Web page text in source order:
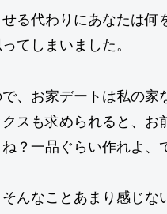
る代わりにあなたは
てしまいました。
、お家デートは私の家
スも求められると、
？一品ぐらい作れよ、
んなことあまり感じな